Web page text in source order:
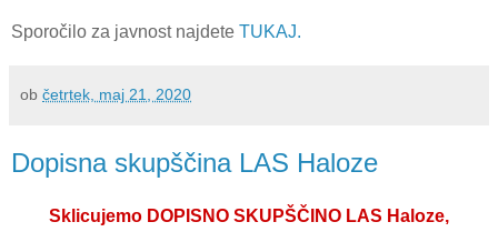
Sporočilo za javnost najdete TUKAJ.
ob četrtek, maj 21, 2020
Dopisna skupščina LAS Haloze
Sklicujemo DOPISNO SKUPŠČINO LAS Haloze,